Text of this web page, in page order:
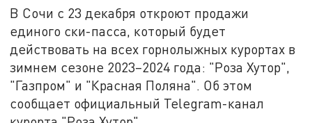
В Сочи с 23 декабря откроют продажи
единого ски-пасса, который будет
действовать на всех горнолыжных курортах в
зимнем сезоне 2023–2024 года: "Роза Хутор",
"Газпром" и "Красная Поляна". Об этом
сообщает официальный Telegram-канал